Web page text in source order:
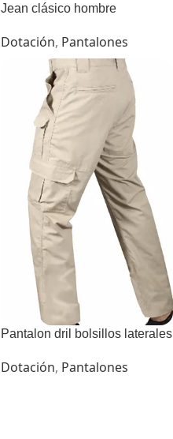
Jean clásico hombre
Dotación, Pantalones
Pantalon dril bolsillos laterales
Dotación, Pantalones